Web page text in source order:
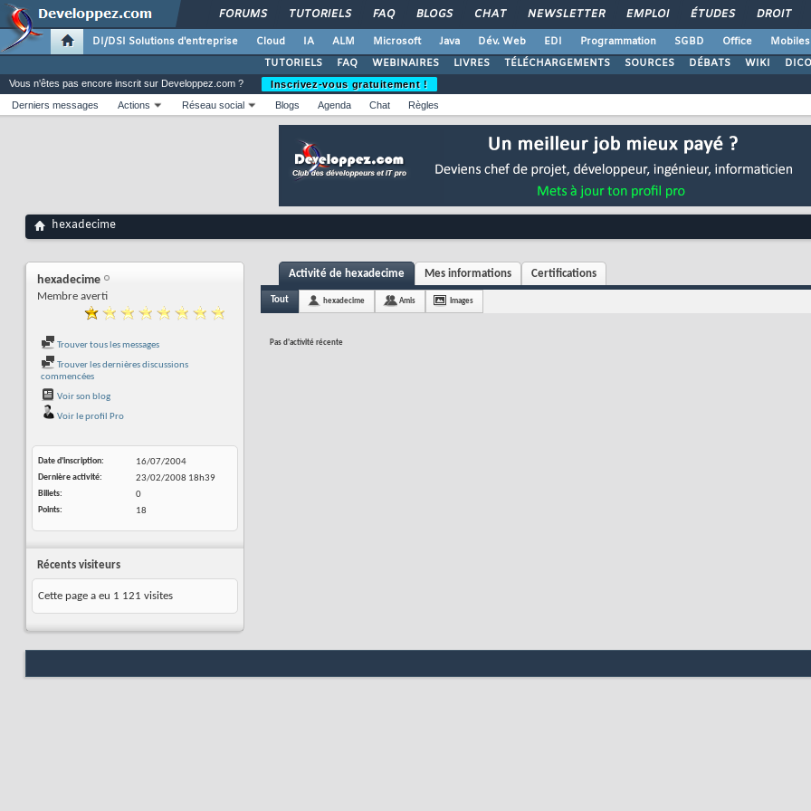
FORUMS TUTORIELS FAQ BLOGS CHAT NEWSLETTER EMPLOI ÉTUDES DROIT
DI/DSI Solutions d'entreprise Cloud IA ALM Microsoft Java Dév. Web EDI Programmation SGBD Office Mobiles
TUTORIELS
FAQ WEBINAIRES LIVRES TÉLÉCHARGEMENTS SOURCES DÉBATS WIKI DICO
Vous n'êtes pas encore inscrit sur Developpez.com ?
Inscrivez-vous gratuitement !
Derniers messages
Actions Réseau social Blogs Agenda Chat Règles
hexadecime
hexadecime
Membre averti
Trouver tous les messages
Trouver les dernières discussions
commencées
Voir son blog
Voir le profil Pro
Date d'inscription
16/07/2004
Dernière activité
23/02/2008 18h39
Billets
0
Points
18
Récents visiteurs
Cette page a eu 1 121 visites
Activité de hexadecime Mes informations Certifications
Tout hexadecime Amis Images
Pas d'activité récente